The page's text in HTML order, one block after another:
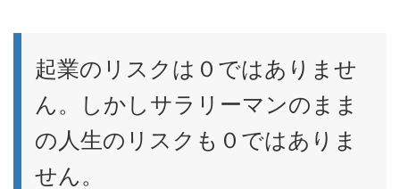
起業のリスクは０ではありませ
ん。しかしサラリーマンのまま
の人生のリスクも０ではありま
せん。